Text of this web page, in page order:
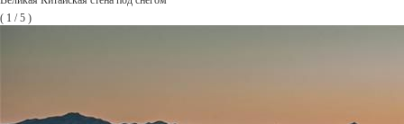
( 1 /5 )